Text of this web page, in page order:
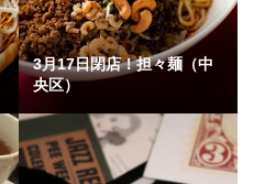
3月17日閉店！担々麺（中
央区）